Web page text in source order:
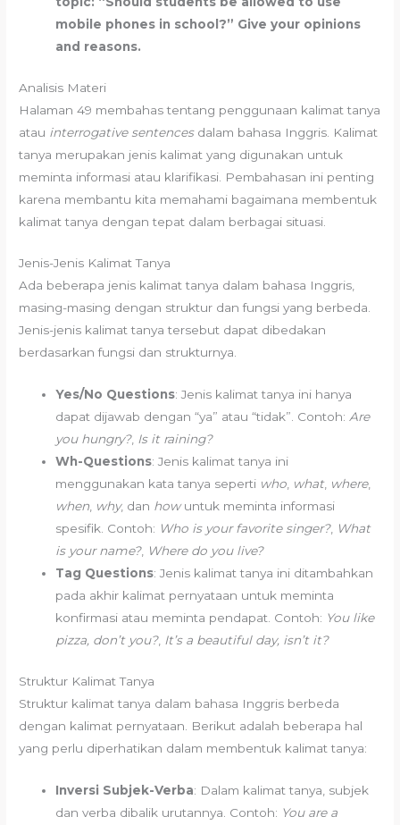
mobile phones in school?” Give your opinions
and reasons.
Analisis Materi
Halaman 49 membahas tentang penggunaan kalimat tanya
atau interrogative sentencesdalam bahasa Inggris. Kalimat
tanya merupakan jenis kalimat yang digunakan untuk
meminta informasi atau klarifikasi. Pembahasan ini penting
karena membantu kita memahami bagaimana membentuk
kalimat tanya dengan tepat dalam berbagai situasi.
Jenis-Jenis Kalimat Tanya
Ada beberapa jenis kalimat tanya dalam bahasa Inggris,
masing-masing dengan struktur dan fungsi yang berbeda.
Jenis-jenis kalimat tanya tersebut dapat dibedakan
berdasarkan fungsi dan strukturnya.
Yes/No Questions: Jenis kalimat tanya ini hanya
dapat dijawab dengan “ya” atau “tidak”. Contoh:Are
you hungry?, Is it raining?
Wh-Questions: Jenis kalimat tanya ini
menggunakan kata tanya seperti who, what, where,
when, why, dan howuntuk meminta informasi
spesifik. Contoh: Who is your favorite singer?, What
is your name?, Where do you live?
Tag Questions: Jenis kalimat tanya ini ditambahkan
pada akhir kalimat pernyataan untuk meminta
konfirmasi atau meminta pendapat. Contoh: You like
pizza, don’t you?, It’s a beautiful day, isn’t it?
Struktur Kalimat Tanya
Struktur kalimat tanya dalam bahasa Inggris berbeda
dengan kalimat pernyataan. Berikut adalah beberapa hal
yang perlu diperhatikan dalam membentuk kalimat tanya:
Inversi Subjek-Verba: Dalam kalimat tanya, subjek
dan verba dibalik urutannya. Contoh: You are a